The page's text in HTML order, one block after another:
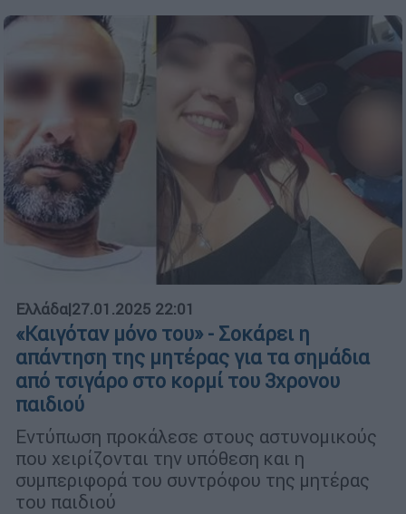
Ελλάδα|27.01.2025 22:01
«Καιγόταν μόνο του» - Σοκάρει η
απάντηση της μητέρας για τα σημάδια
από τσιγάρο στο κορμί του 3χρονου
παιδιού
Εντύπωση προκάλεσε στους αστυνομικούς
που χειρίζονται την υπόθεση και η
συμπεριφορά του συντρόφου της μητέρας
του παιδιού